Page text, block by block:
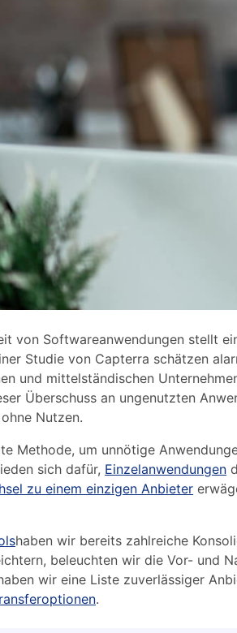
von Softwareanwendungen stellt
Studie von Capterra schätzen
und mittelständischen
Überschuss an ungenutzten
Nutzen.
Methode, um unnötige
sich dafür, Einzelanwendungen
zu einem einzigen Anbieter
haben wir bereits zahlreiche
beleuchten wir die Vor- und
wir eine Liste zuverlässiger
.